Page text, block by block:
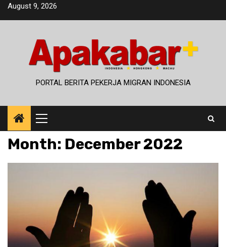
SkipAugust 9, 2026
PORTAL BERITA PEKERJA MIGRAN INDONESIA
Primary
Menu
Month: December 2022